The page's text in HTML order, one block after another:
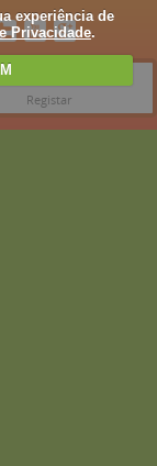
experiência de
Privacidade.
Registar